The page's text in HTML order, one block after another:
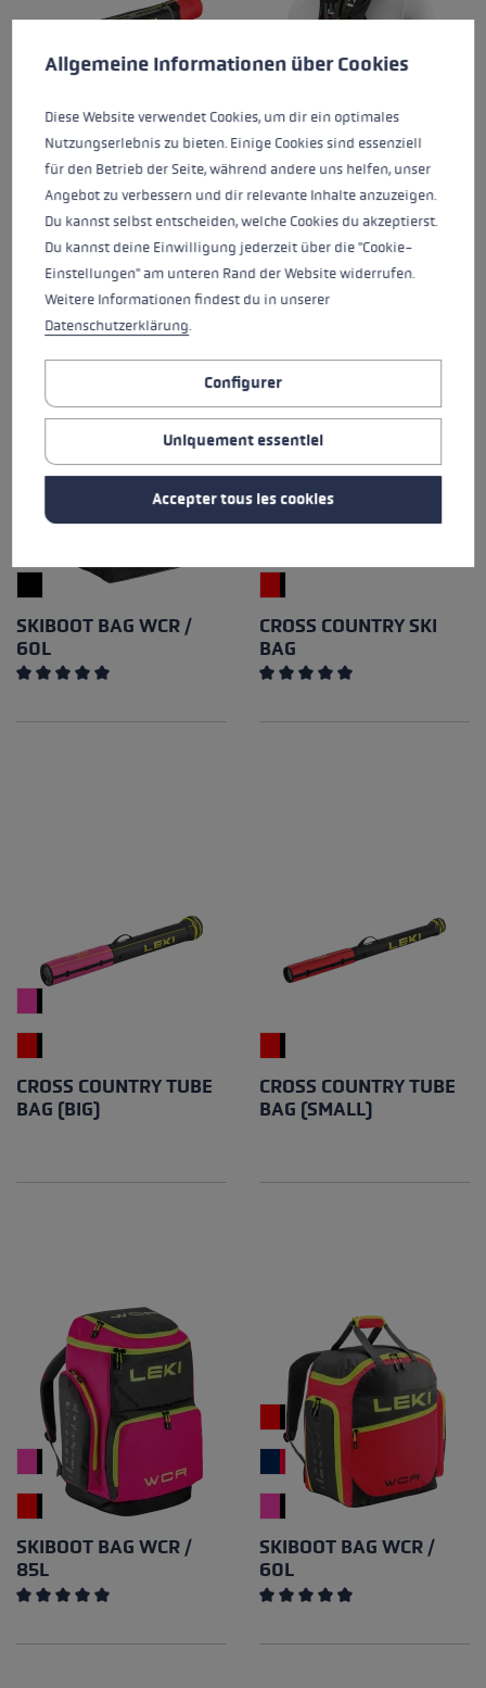
ALPINE SKI BAG
Note moyenne de 5 sur 5 étoiles
TRAIL RUNNING QUIVER
VEST
SKIBOOT BAG WCR /
60L
CROSS COUNTRY SKI
BAG
CROSS COUNTRY TUBE
BAG (BIG)
CROSS COUNTRY TUBE
BAG (SMALL)
SKIBOOT BAG WCR /
85L
SKIBOOT BAG WCR /
60L
Préférences en matière de cookies
Allgemeine Informationen über Cookies
Diese Website verwendet Cookies, um dir ein optimales
Nutzungserlebnis zu bieten. Einige Cookies sind essenziell
für den Betrieb der Seite, während andere uns helfen, unser
Angebot zu verbessern und dir relevante Inhalte anzuzeigen.
Du kannst selbst entscheiden, welche Cookies du akzeptierst.
Du kannst deine Einwilligung jederzeit über die "Cookie-
Einstellungen" am unteren Rand der Website widerrufen.
Weitere Informationen findest du in unserer
Datenschutzerklärung.
Configurer
Uniquement essentiel
Accepter tous les cookies